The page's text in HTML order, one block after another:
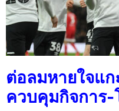
ต่อลมหายใจแก
ควบคุมกิจการ